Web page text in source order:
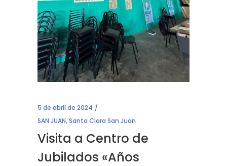
5 de abril de 2024
SAN JUAN,Santa Clara San Juan
Visita a Centro de
Jubilados «Años